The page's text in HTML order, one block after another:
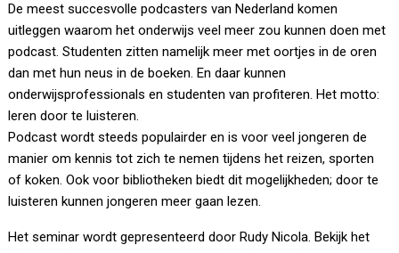
De meest succesvolle podcasters van Nederland komen
uitleggen waarom het onderwijs veel meer zou kunnen doen met
podcast. Studenten zitten namelijk meer met oortjes in de oren
dan met hun neus in de boeken. En daar kunnen
onderwijsprofessionals en studenten van profiteren. Het motto:
leren door te luisteren.
Podcast wordt steeds populairder en is voor veel jongeren de
manier om kennis tot zich te nemen tijdens het reizen, sporten
of koken. Ook voor bibliotheken biedt dit mogelijkheden; door te
luisteren kunnen jongeren meer gaan lezen.
Het seminar wordt gepresenteerd door Rudy Nicola. Bekijk het